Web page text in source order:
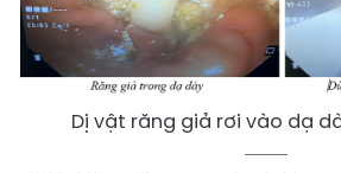
Dị vật răng giả rơi vào dạ